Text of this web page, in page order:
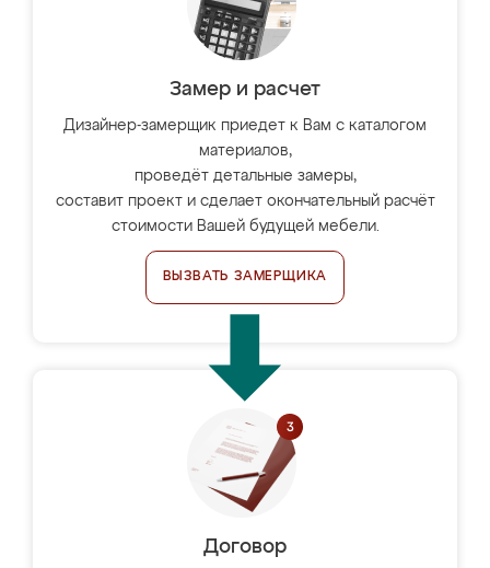
Замер и расчет
Дизайнер-замерщик приедет к Вам с каталогом
материалов,
проведёт детальные замеры,
составит проект и сделает окончательный расчёт
стоимости Вашей будущей мебели.
ВЫЗВАТЬ ЗАМЕРЩИКА
Договор